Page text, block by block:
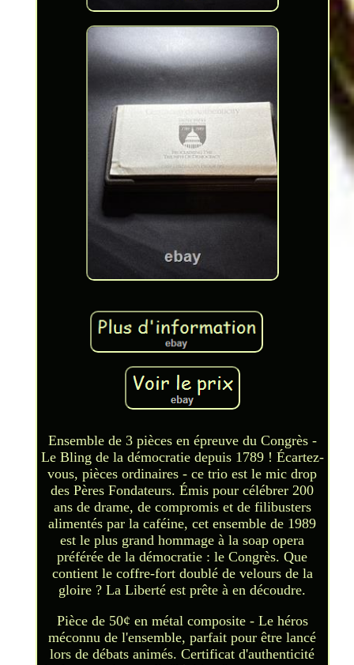
Ensemble de 3 pièces en épreuve du Congrès -
Le Bling de la démocratie depuis 1789 ! Écartez-
vous, pièces ordinaires - ce trio est le mic drop
des Pères Fondateurs. Émis pour célébrer 200
ans de drame, de compromis et de filibusters
alimentés par la caféine, cet ensemble de 1989
est le plus grand hommage à la soap opera
préférée de la démocratie : le Congrès. Que
contient le coffre-fort doublé de velours de la
gloire ? La Liberté est prête à en découdre.
Pièce de 50¢ en métal composite - Le héros
méconnu de l'ensemble, parfait pour être lancé
lors de débats animés. Certificat d'authenticité